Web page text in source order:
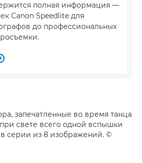
полная информация —
Canon Speedlite для
до профессиональных